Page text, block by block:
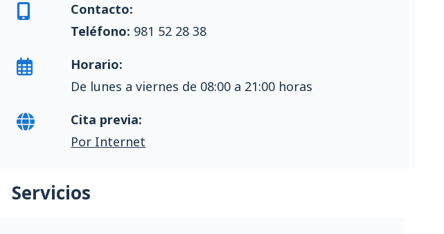
Contacto:
Teléfono: 981 52 28 38
Horario:
De lunes a viernes de 08:00 a 21:00 horas
Cita previa:
Por Internet
Servicios